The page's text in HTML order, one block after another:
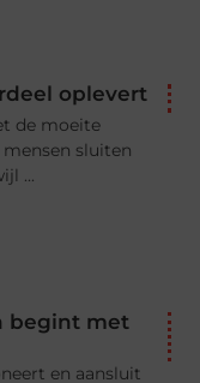
oplevert
de moeite
sluiten
...
begint met
en aansluit